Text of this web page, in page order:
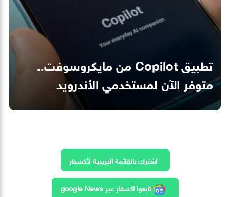
تطبيق Copilot من مايكروسوفت..
متوفر الآن لمستخدمي الأندرويد
اشترك بالقائمة البريدية لأكسفار
تابعوا اكسفار عبر google News